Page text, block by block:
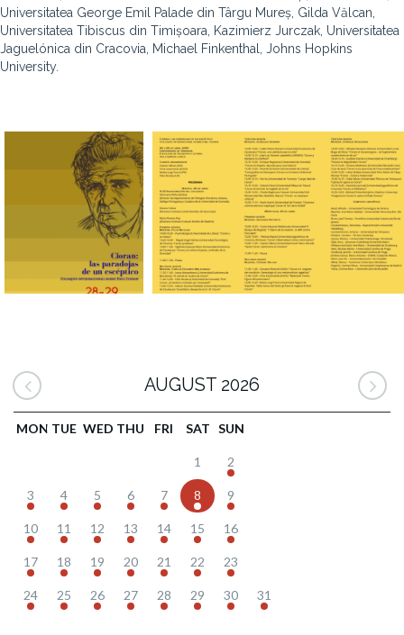
Universitatea George Emil Palade din Târgu Mureș, Gilda Vălcan,
Universitatea Tibiscus din Timișoara, Kazimierz Jurczak, Universitatea
Jaguelónica din Cracovia, Michael Finkenthal, Johns Hopkins
University.
AUGUST 2026
MON TUE WED THU FRI SAT SUN
1 2
3 4 5 6 7 8 9
10 11 12 13 14 15 16
17 18 19 20 21 22 23
24 25 26 27 28 29 30 31